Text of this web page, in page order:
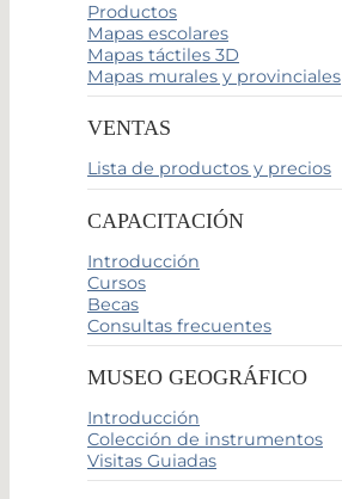
Productos
Mapas escolares
Mapas táctiles 3D
Mapas murales y provinciales
VENTAS
Lista de productos y precios
CAPACITACIÓN
Introducción
Cursos
Becas
Consultas frecuentes
MUSEO GEOGRÁFICO
Introducción
Colección de instrumentos
Visitas Guiadas